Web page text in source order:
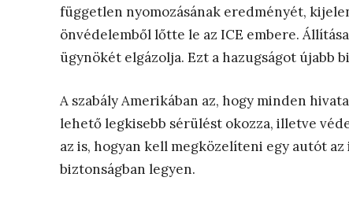
független nyomozásának eredményét,
önvédelemből lőtte le az ICE embere.
ügynökét elgázolja. Ezt a hazugságot újabb
A szabály Amerikában az, hogy minden
lehető legkisebb sérülést okozza, illetve
az is, hogyan kell megközelíteni egy autót
biztonságban legyen.